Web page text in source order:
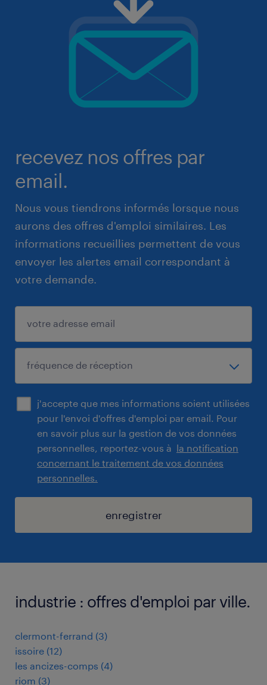
recevez nos offres par
email.
Nous vous tiendrons informés lorsque nous
aurons des offres d'emploi similaires. Les
informations recueillies permettent de vous
envoyer les alertes email correspondant à
votre demande.
j'accepte que mes informations soient utilisées
pour l'envoi d'offres d'emploi par email. Pour
en savoir plus sur la gestion de vos données
personnelles, reportez-vous à la notification
concernant le traitement de vos données
personnelles.
enregistrer
industrie : offres d'emploi par ville.
clermont-ferrand (3)
issoire (12)
les ancizes-comps (4)
riom (3)